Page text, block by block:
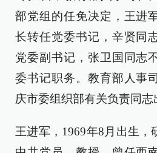
部党组的任免决定，王进
长转任党委书记，辛贤同
党委副书记，张卫国同志
委书记职务。教育部人事
庆市委组织部有关负责同志
王进军，1969年8月出生，